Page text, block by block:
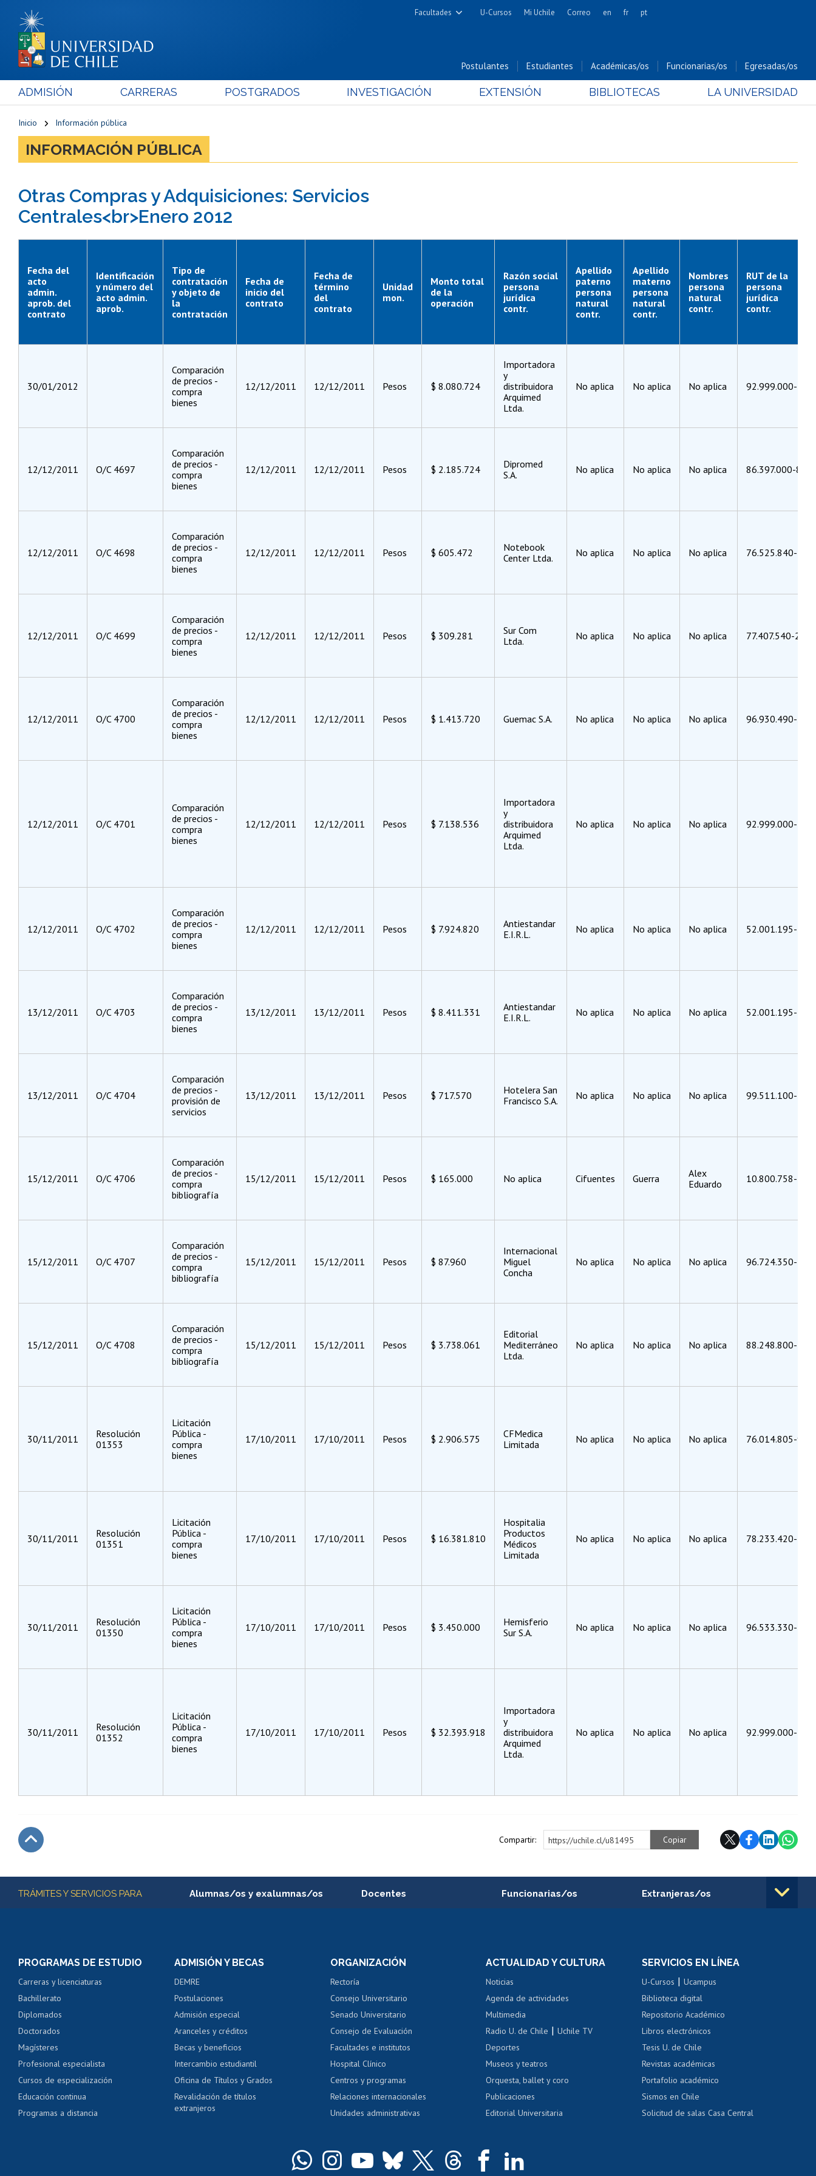
Facultades
Cs. Físicas y Matemáticas
Cs. Forestales y Conservación
Cs. Químicas y Farmacéuticas
Cs. Sociales
U-Cursos Mi Uchile Correo en fr pt
Postulantes Estudiantes Académicas/os Funcionarias/os Egresadas/os
ADMISIÓN CARRERAS POSTGRADOS INVESTIGACIÓN EXTENSIÓN BIBLIOTECAS LA UNIVERSIDAD
Inicio Información pública
INFORMACIÓN PÚBLICA
Otras Compras y Adquisiciones: Servicios
Centrales<br>Enero 2012
Fecha del
acto
admin.
aprob. del
contrato
Identificación
y número del
acto admin.
aprob.
Tipo de
contratación
y objeto de
la
contratación
Fecha de
inicio del
contrato
Fecha de
término
del
contrato
Unidad
mon.
Monto total
de la
operación
Razón social
persona
jurídica
contr.
Apellido
paterno
persona
natural
contr.
Apellido
materno
persona
natural
contr.
Nombres
persona
natural
contr.
RUT de la
persona
jurídica
contr.
30/01/2012
Comparación
de precios -
compra
bienes
12/12/2011 12/12/2011 Pesos $ 8.080.724
Importadora
y
distribuidora
Arquimed
Ltda.
No aplica No aplica No aplica 92.999.000-5
12/12/2011 O/C 4697
Comparación
de precios -
compra
bienes
12/12/2011 12/12/2011 Pesos $ 2.185.724
Dipromed
S.A.
No aplica No aplica No aplica 86.397.000-8
12/12/2011 O/C 4698
Comparación
de precios -
compra
bienes
12/12/2011 12/12/2011 Pesos $ 605.472
Notebook
Center Ltda.
No aplica No aplica No aplica 76.525.840-5
12/12/2011 O/C 4699
Comparación
de precios -
compra
bienes
12/12/2011 12/12/2011 Pesos $ 309.281
Sur Com
Ltda.
No aplica No aplica No aplica 77.407.540-2
12/12/2011 O/C 4700
Comparación
de precios -
compra
bienes
12/12/2011 12/12/2011 Pesos $ 1.413.720 Guemac S.A. No aplica No aplica No aplica 96.930.490-2
12/12/2011 O/C 4701
Comparación
de precios -
compra
bienes
12/12/2011 12/12/2011 Pesos $ 7.138.536
Importadora
y
distribuidora
Arquimed
Ltda.
No aplica No aplica No aplica 92.999.000-5
12/12/2011 O/C 4702
Comparación
de precios -
compra
bienes
12/12/2011 12/12/2011 Pesos $ 7.924.820
Antiestandar
E.I.R.L.
No aplica No aplica No aplica 52.001.195-1
13/12/2011 O/C 4703
Comparación
de precios -
compra
bienes
13/12/2011 13/12/2011 Pesos $ 8.411.331
Antiestandar
E.I.R.L.
No aplica No aplica No aplica 52.001.195-1
13/12/2011 O/C 4704
Comparación
de precios -
provisión de
servicios
13/12/2011 13/12/2011 Pesos $ 717.570
Hotelera San
Francisco S.A.
No aplica No aplica No aplica 99.511.100-4
15/12/2011 O/C 4706
Comparación
de precios -
compra
bibliografía
15/12/2011 15/12/2011 Pesos $ 165.000 No aplica Cifuentes Guerra
Alex
Eduardo
10.800.758-3
15/12/2011 O/C 4707
Comparación
de precios -
compra
bibliografía
15/12/2011 15/12/2011 Pesos $ 87.960
Internacional
Miguel
Concha
No aplica No aplica No aplica 96.724.350-7
15/12/2011 O/C 4708
Comparación
de precios -
compra
bibliografía
15/12/2011 15/12/2011 Pesos $ 3.738.061
Editorial
Mediterráneo
Ltda.
No aplica No aplica No aplica 88.248.800-4
30/11/2011
Resolución
01353
Licitación
Pública -
compra
bienes
17/10/2011 17/10/2011 Pesos $ 2.906.575
CFMedica
Limitada
No aplica No aplica No aplica 76.014.805-9
30/11/2011
Resolución
01351
Licitación
Pública -
compra
bienes
17/10/2011 17/10/2011 Pesos $ 16.381.810
Hospitalia
Productos
Médicos
Limitada
No aplica No aplica No aplica 78.233.420-4
30/11/2011
Resolución
01350
Licitación
Pública -
compra
bienes
17/10/2011 17/10/2011 Pesos $ 3.450.000
Hemisferio
Sur S.A.
No aplica No aplica No aplica 96.533.330-4
30/11/2011
Resolución
01352
Licitación
Pública -
compra
bienes
17/10/2011 17/10/2011 Pesos $ 32.393.918
Importadora
y
distribuidora
Arquimed
Ltda.
No aplica No aplica No aplica 92.999.000-5
Compartir: https://uchile.cl/u81495 Copiar
Más información
TRÁMITES Y SERVICIOS PARA Alumnas/os y exalumnas/os
Consulta y certificado de notas
Servicio médico y dental
Pago de arancel y crédito alumnos
Pago de arancel y crédito exalumnos
Certificado de títulos y grados
Docentes
Perfeccionamiento
Evaluación docente
Calificación académica
Postulación al AUCAI
Funcionarias/os
Portal de movilidad interna
Certificado de renta
Certificado de renta
Gestión de correo uchile
Extranjeras/os
Movilidad Estudiantil
Cursos de español
Acoso laboral, sexual y violencia
PROGRAMAS DE ESTUDIO
Carreras y licenciaturas
Bachillerato
Diplomados
Doctorados
Magísteres
Profesional especialista
Cursos de especialización
Educación continua
Programas a distancia
ADMISIÓN Y BECAS
DEMRE
Postulaciones
Admisión especial
Aranceles y créditos
Becas y beneficios
Intercambio estudiantil
Oficina de Títulos y Grados
Revalidación de títulos
extranjeros
ORGANIZACIÓN
Rectoría
Consejo Universitario
Senado Universitario
Consejo de Evaluación
Facultades e institutos
Hospital Clínico
Centros y programas
Relaciones internacionales
Unidades administrativas
ACTUALIDAD Y CULTURA
Noticias
Agenda de actividades
Multimedia
Radio U. de Chile |Uchile TV
Deportes
Museos y teatros
Orquesta, ballet y coro
Publicaciones
Editorial Universitaria
SERVICIOS EN LÍNEA
U-Cursos |Ucampus
Biblioteca digital
Repositorio Académico
Libros electrónicos
Tesis U. de Chile
Revistas académicas
Portafolio académico
Sismos en Chile
Solicitud de salas Casa Central